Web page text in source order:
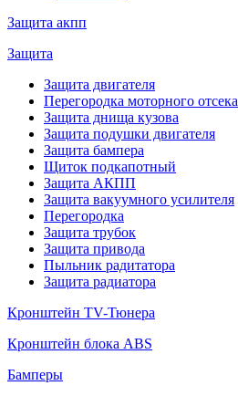
Защита акпп
Защита
Защита двигателя
Перегородка моторного отсека
Защита днища кузова
Защита подушки двигателя
Защита бампера
Щиток подкапотный
Защита АКПП
Защита вакуумного усилителя
Перегородка
Защита трубок
Защита привода
Пыльник радитатора
Защита радиатора
Кронштейн TV-Тюнера
Кронштейн блока ABS
Бамперы